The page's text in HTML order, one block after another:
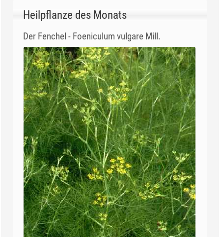
Heilpflanze des Monats
Der Fenchel - Foeniculum vulgare Mill.